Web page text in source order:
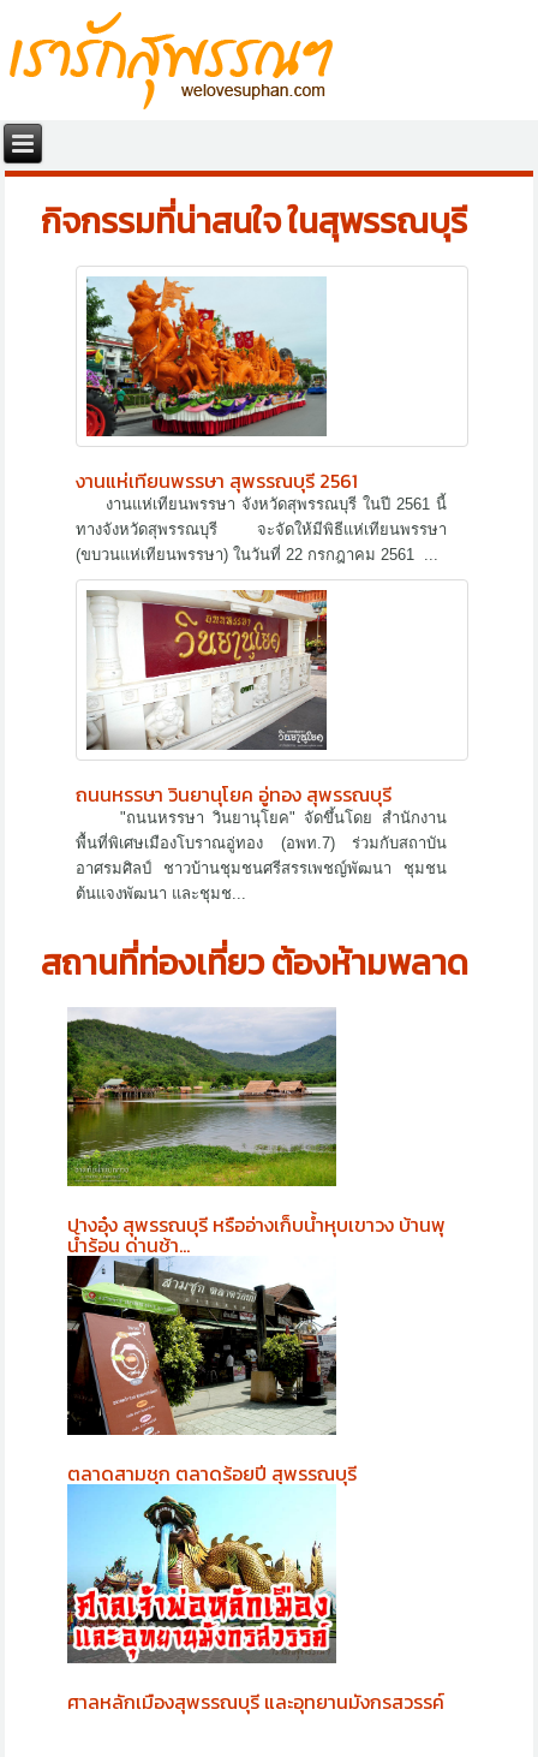
กิจกรรมที่น่าสนใจ ในสุพรรณบุรี
งานแห่เทียนพรรษา สุพรรณบุรี 2561
งานแห่เทียนพรรษา จังหวัดสุพรรณบุรี ในปี 2561 นี้
ทางจังหวัดสุพรรณบุรี จะจัดให้มีพิธีแห่เทียนพรรษา
(ขบวนแห่เทียนพรรษา) ในวันที่ 22 กรกฎาคม 2561 ...
ถนนหรรษา วินยานุโยค อู่ทอง สุพรรณบุรี
"ถนนหรรษา วินยานุโยค" จัดขึ้นโดย สำนักงาน
พื้นที่พิเศษเมืองโบราณอู่ทอง (อพท.7) ร่วมกับสถาบัน
อาศรมศิลป์ ชาวบ้านชุมชนศรีสรรเพชญ์พัฒนา ชุมชน
ต้นแจงพัฒนา และชุมช...
สถานที่ท่องเที่ยว ต้องห้ามพลาด
ปางอุ๋ง สุพรรณบุรี หรืออ่างเก็บน้ำหุบเขาวง บ้านพุ
น้ำร้อน ด่านช้า…
ตลาดสามชุก ตลาดร้อยปี สุพรรณบุรี
ศาลหลักเมืองสุพรรณบุรี และอุทยานมังกรสวรรค์